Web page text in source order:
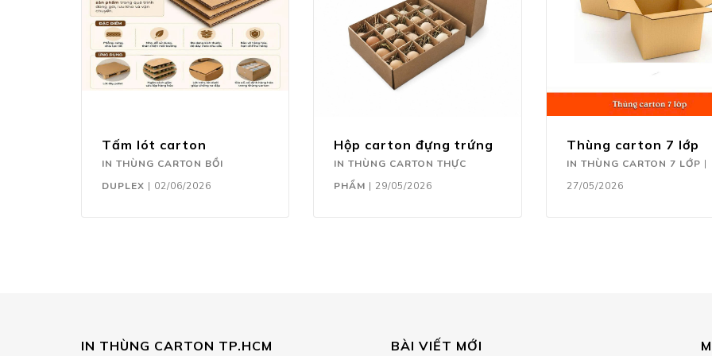
Tấm lót carton
IN THÙNG CARTON BỒI
DUPLEX | 02/06/2026
Hộp carton đựng trứng
IN THÙNG CARTON THỰC
PHẨM | 29/05/2026
Thùng carton 7 lớp
IN THÙNG CARTON 7 LỚP |
27/05/2026
IN THÙNG CARTON TP.HCM BÀI VIẾT MỚI